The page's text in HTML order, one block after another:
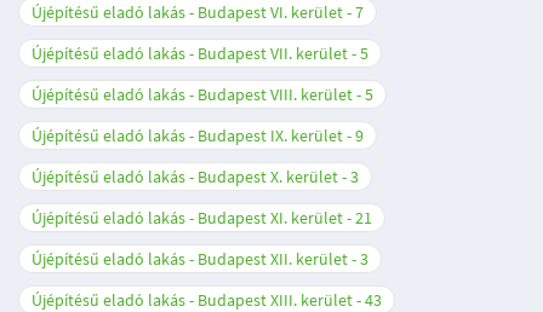
Újépítésű eladó lakás - Budapest VI. kerület 7
Újépítésű eladó lakás - Budapest VII. kerület 5
Újépítésű eladó lakás - Budapest VIII. kerület 5
Újépítésű eladó lakás - Budapest IX. kerület 9
Újépítésű eladó lakás - Budapest X. kerület 3
Újépítésű eladó lakás - Budapest XI. kerület 21
Újépítésű eladó lakás - Budapest XII. kerület 3
Újépítésű eladó lakás - Budapest XIII. kerület 43